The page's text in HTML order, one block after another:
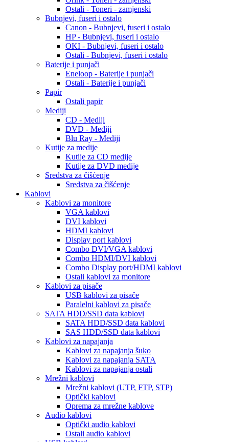
Ostali - Toneri - zamjenski
Bubnjevi, fuseri i ostalo
Canon - Bubnjevi, fuseri i ostalo
HP - Bubnjevi, fuseri i ostalo
OKI - Bubnjevi, fuseri i ostalo
Ostali - Bubnjevi, fuseri i ostalo
Baterije i punjači
Eneloop - Baterije i punjači
Ostali - Baterije i punjači
Papir
Ostali papir
Mediji
CD - Mediji
DVD - Mediji
Blu Ray - Mediji
Kutije za medije
Kutije za CD medije
Kutije za DVD medije
Sredstva za čišćenje
Sredstva za čišćenje
Kablovi
Kablovi za monitore
VGA kablovi
DVI kablovi
HDMI kablovi
Display port kablovi
Combo DVI/VGA kablovi
Combo HDMI/DVI kablovi
Combo Display port/HDMI kablovi
Ostali kablovi za monitore
Kablovi za pisače
USB kablovi za pisače
Paralelni kablovi za pisače
SATA HDD/SSD data kablovi
SATA HDD/SSD data kablovi
SAS HDD/SSD data kablovi
Kablovi za napajanja
Kablovi za napajanja šuko
Kablovi za napajanja SATA
Kablovi za napajanja ostali
Mrežni kablovi
Mrežni kablovi (UTP, FTP, STP)
Optički kablovi
Oprema za mrežne kablove
Audio kablovi
Optički audio kablovi
Ostali audio kablovi